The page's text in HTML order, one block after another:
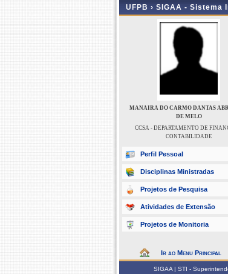
UFPB › SIGAA - Sistema
MANAIRA DO CARMO DANTAS
DE MELO
CCSA - DEPARTAMENTO DE
CONTABILIDADE
Perfil Pessoal
Disciplinas Ministradas
Projetos de Pesquisa
Atividades de Extensão
Projetos de Monitoria
Ir ao Menu Principal
SIGAA | STI -